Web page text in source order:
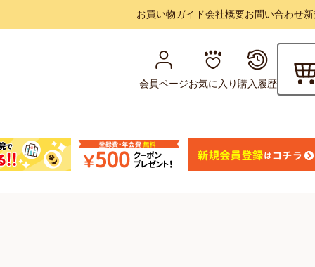
お買い物ガイド会社概要お問い合わせ
会員ページお気に入り購入履歴